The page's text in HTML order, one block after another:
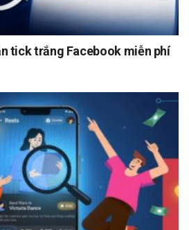
tick trắng Facebook miễn phí